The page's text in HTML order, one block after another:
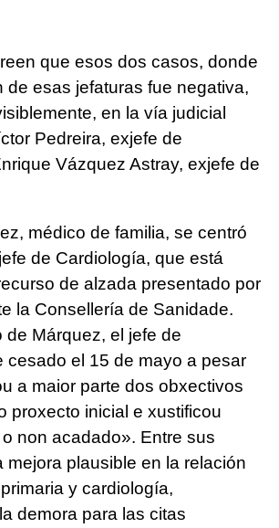
que esos dos casos, donde
de esas jefaturas fue negativa,
en la vía judicial
Pedreira, exjefe de
Vázquez Astray, exjefe de
médico de familia, se centró
de Cardiología, que está
de alzada presentado por
la Consellería de Sanidade.
de Márquez, el jefe de
cesado el 15 de mayo a pesar
a maior parte dos obxectivos
proxecto inicial e xustificou
non acadado». Entre sus
mejora plausible en la relación
y cardiología,
demora para las citas